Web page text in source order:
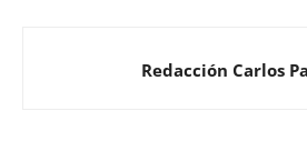
Redacción Carlos